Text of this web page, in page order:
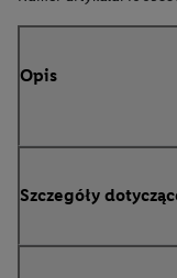
Opis
Szczegóły